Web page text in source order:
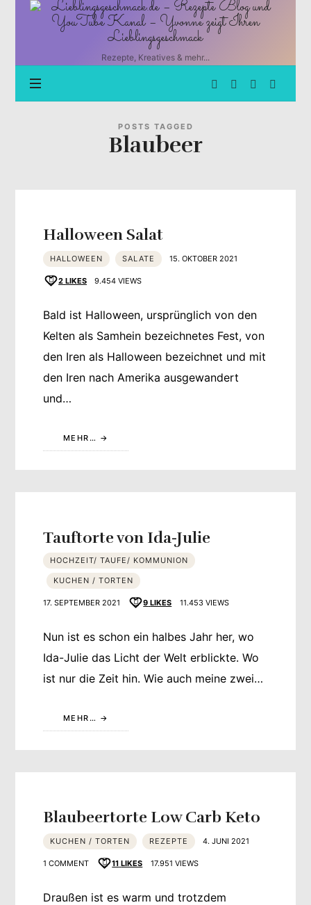
Lieblingsgeschmack.de
Rezepte
und
YouTube
Kanal
Rezepte, Kreatives & mehr...
POSTS TAGGED
Blaubeer
Halloween Salat
HALLOWEEN SALATE 15. OKTOBER 2021
2 LIKES 9.454 VIEWS
Bald ist Halloween, ursprünglich von den
Kelten als Samhein bezeichnetes Fest, von
den Iren als Halloween bezeichnet und mit
den Iren nach Amerika ausgewandert
und…
MEHR…
Tauftorte von Ida-Julie
HOCHZEIT/ TAUFE/ KOMMUNION
KUCHEN / TORTEN
17. SEPTEMBER 2021 9 LIKES 11.453 VIEWS
Nun ist es schon ein halbes Jahr her, wo
Ida-Julie das Licht der Welt erblickte. Wo
ist nur die Zeit hin. Wie auch meine zwei…
MEHR…
Blaubeertorte Low Carb Keto
KUCHEN / TORTEN REZEPTE 4. JUNI 2021
1 COMMENT 11 LIKES 17.951 VIEWS
Draußen ist es warm und trotzdem